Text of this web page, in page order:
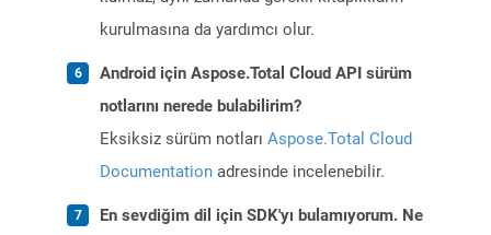
kurulmasına da yardımcı olur.
Android için Aspose.Total Cloud API sürüm
notlarını nerede bulabilirim?
Eksiksiz sürüm notları Aspose.Total Cloud
Documentation adresinde incelenebilir.
En sevdiğim dil için SDK'yı bulamıyorum. Ne